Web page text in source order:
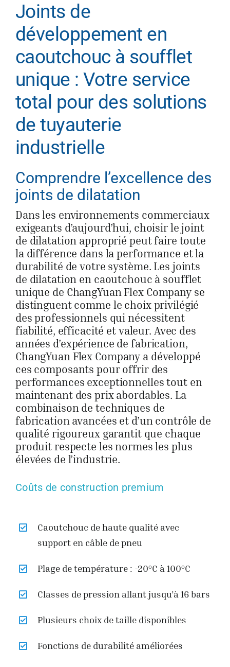
Joints de
développement en
caoutchouc à soufflet
unique : Votre service
total pour des solutions
de tuyauterie
industrielle
Comprendre l’excellence des
joints de dilatation
Dans les environnements commerciaux
exigeants d’aujourd’hui, choisir le joint
de dilatation approprié peut faire toute
la différence dans la performance et la
durabilité de votre système. Les joints
de dilatation en caoutchouc à soufflet
unique de ChangYuan Flex Company se
distinguent comme le choix privilégié
des professionnels qui nécessitent
fiabilité, efficacité et valeur. Avec des
années d’expérience de fabrication,
ChangYuan Flex Company a développé
ces composants pour offrir des
performances exceptionnelles tout en
maintenant des prix abordables. La
combinaison de techniques de
fabrication avancées et d’un contrôle de
qualité rigoureux garantit que chaque
produit respecte les normes les plus
élevées de l’industrie.
Coûts de construction premium
Caoutchouc de haute qualité avec
support en câble de pneu
Plage de température : -20°C à 100°C
Classes de pression allant jusqu’à 16 bars
Plusieurs choix de taille disponibles
Fonctions de durabilité améliorées